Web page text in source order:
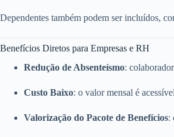
Dependentes também podem ser incluídos,
Benefícios Diretos para Empresas e RH
Redução de Absenteísmo:
Custo Baixo: o valor mensal é
Valorização do Pacote de Benefícios: